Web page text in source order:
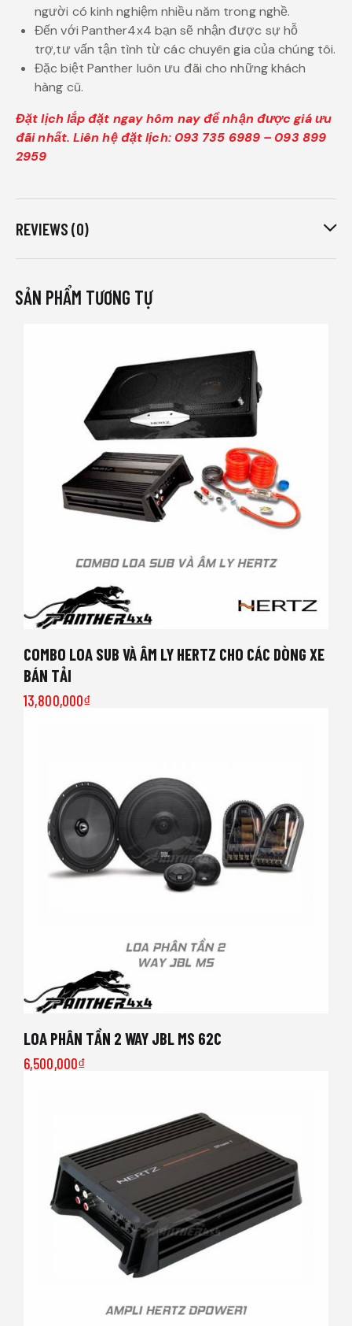
người có kinh nghiệm nhiều năm trong nghề.
Đến với Panther4x4 bạn sẽ nhận được sự hỗ
trợ,tư vấn tận tình từ các chuyên gia của chúng tôi.
Đặc biệt Panther luôn ưu đãi cho những khách
hàng cũ.
Đặt lịch lắp đặt ngay hôm nay để nhận được giá ưu
đãi nhất. Liên hệ đặt lịch: 093 735 6989 – 093 899
2959
REVIEWS (0)
SẢN PHẨM TƯƠNG TỰ
COMBO LOA SUB VÀ ÂM LY HERTZ CHO CÁC DÒNG XE
BÁN TẢI
13,800,000₫
LOA PHÂN TẦN 2 WAY JBL MS 62C
6,500,000₫